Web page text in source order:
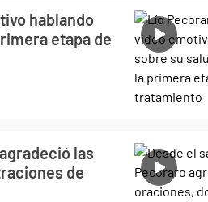
hablando
etapa de
las
de